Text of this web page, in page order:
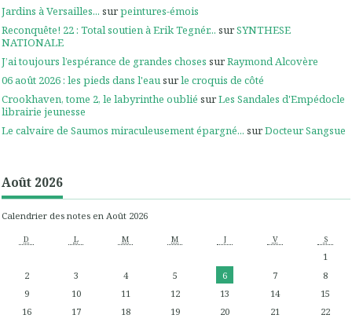
Jardins à Versailles... surpeintures-émois
Reconquête! 22 : Total soutien à Erik Tegnér... surSYNTHESE
NATIONALE
J’ai toujours l’espérance de grandes choses surRaymond Alcovère
06 août 2026 : les pieds dans l'eausurle croquis de côté
Crookhaven, tome 2, le labyrinthe oublié surLes Sandales d'Empédocle
librairie jeunesse
Le calvaire de Saumos miraculeusement épargné... surDocteur Sangsue
Août 2026
Calendrier des notes en Août 2026
D L M M J V S
1
2
3 4 5 6 7
8
9
10 11 12 13 14
15
16
17 18 19 20 21
22